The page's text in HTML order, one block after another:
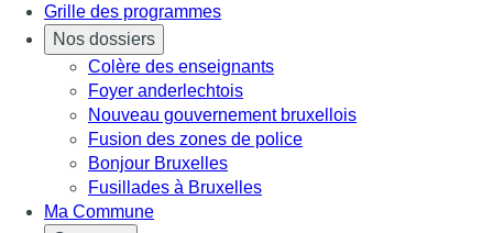
Grille des programmes
Nos dossiers
Colère des enseignants
Foyer anderlechtois
Nouveau gouvernement bruxellois
Fusion des zones de police
Bonjour Bruxelles
Fusillades à Bruxelles
Ma Commune